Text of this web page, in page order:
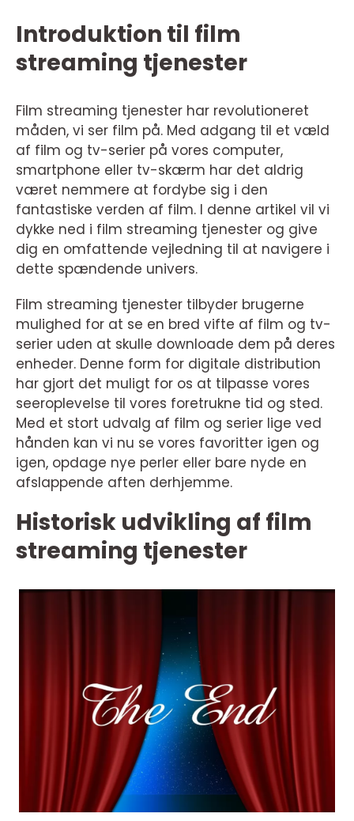
Introduktion til film
streaming tjenester
Film streaming tjenester har revolutioneret
måden, vi ser film på. Med adgang til et væld
af film og tv-serier på vores computer,
smartphone eller tv-skærm har det aldrig
været nemmere at fordybe sig i den
fantastiske verden af film. I denne artikel vil vi
dykke ned i film streaming tjenester og give
dig en omfattende vejledning til at navigere i
dette spændende univers.
Film streaming tjenester tilbyder brugerne
mulighed for at se en bred vifte af film og tv-
serier uden at skulle downloade dem på deres
enheder. Denne form for digitale distribution
har gjort det muligt for os at tilpasse vores
seeroplevelse til vores foretrukne tid og sted.
Med et stort udvalg af film og serier lige ved
hånden kan vi nu se vores favoritter igen og
igen, opdage nye perler eller bare nyde en
afslappende aften derhjemme.
Historisk udvikling af film
streaming tjenester